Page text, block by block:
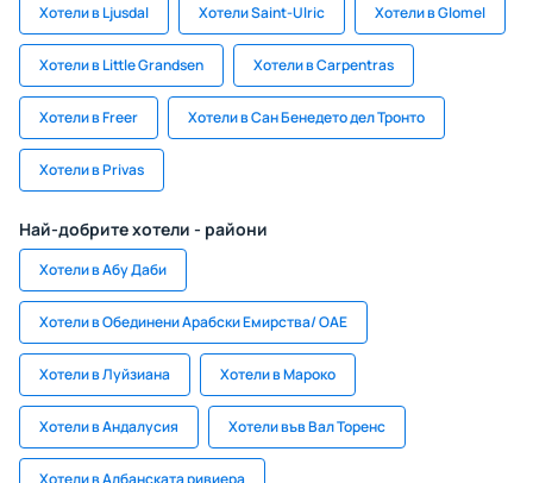
Хотели в Ljusdal Хотели Saint-Ulric Хотели в Glomel
Хотели в Little Grandsen Хотели в Carpentras
Хотели в Freer Хотели в Сан Бенедето дел Тронто
Хотели в Privas
Най-добрите хотели - райони
Хотели в Абу Даби
Хотели в Обединени Арабски Емирства/ ОАЕ
Хотели в Луйзиана Хотели в Мароко
Хотели в Андалусия Хотели във Вал Торенс
Хотели в Албанската ривиера